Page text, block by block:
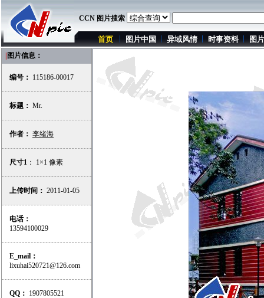
CCN 图片搜索
首页 图片中国 异域风情 时事资料 图
图片信息：
编号： 115186-00017
标题： Mr.
作者： 李绪海
尺寸1 ： 1×1 像素
上传时间： 2011-01-05
电话：
13594100029
E_mail：
lixuhai520721@126.com
QQ： 1907805521